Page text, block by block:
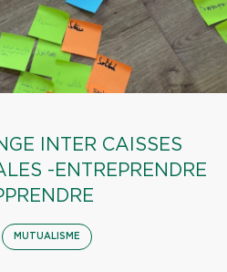
INTER CAISSES
-ENTREPRENDRE
MUTUALISME